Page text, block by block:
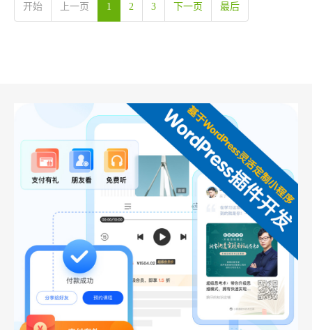
开始 上一页 1 2 3 下一页 最后